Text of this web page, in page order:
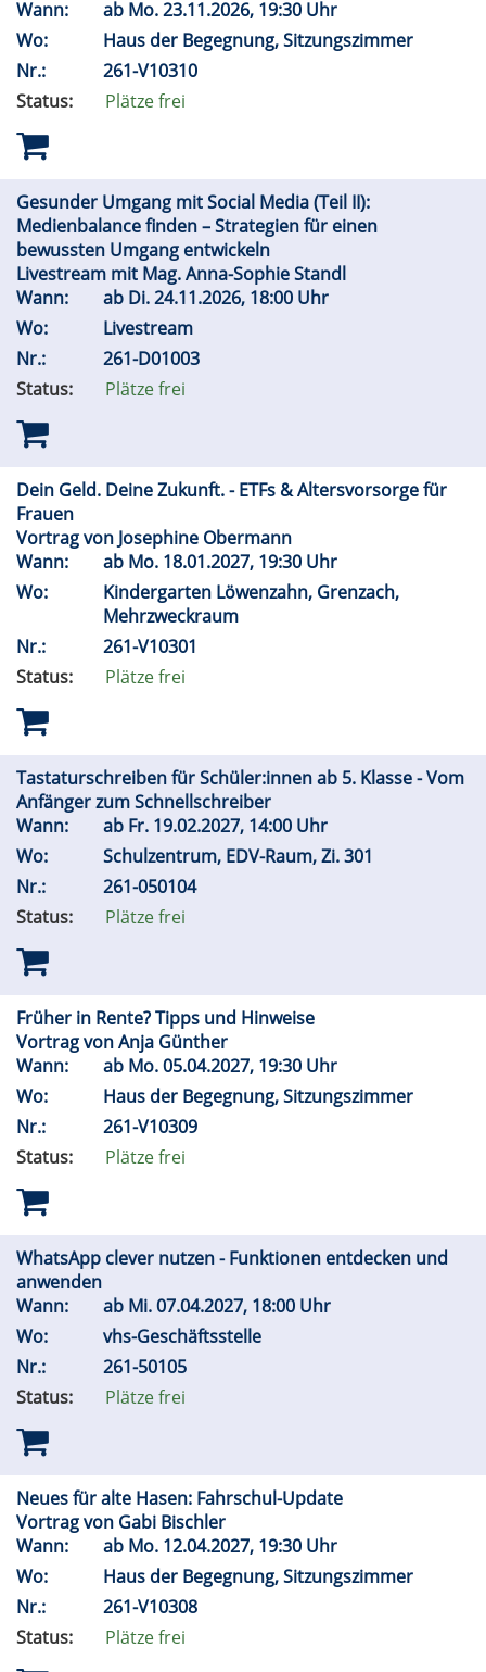
Wann: ab Mo.23.11.2026, 19:30 Uhr
Wo:
Haus der Begegnung, Sitzungszimmer
Nr.:
261-V10310
Status:
Plätze frei
Gesunder Umgang mit Social Media (Teil II):
Medienbalance finden – Strategien für einen
bewussten Umgang entwickeln
Livestream mit Mag. Anna-Sophie Standl
Wann:
ab Di.24.11.2026, 18:00 Uhr
Wo:
Livestream
Nr.:
261-D01003
Status:
Plätze frei
Dein Geld. Deine Zukunft. - ETFs & Altersvorsorge für
Frauen
Vortrag von Josephine Obermann
Wann:
ab Mo. 18.01.2027, 19:30 Uhr
Wo:
Kindergarten Löwenzahn, Grenzach,
Mehrzweckraum
Nr.:
261-V10301
Status:
Plätze frei
Tastaturschreiben für Schüler:innen ab 5. Klasse - Vom
Anfänger zum Schnellschreiber
Wann:
ab Fr. 19.02.2027, 14:00 Uhr
Wo:
Schulzentrum, EDV-Raum, Zi. 301
Nr.:
261-050104
Status:
Plätze frei
Früher in Rente? Tipps und Hinweise
Vortrag von Anja Günther
Wann:
ab Mo.05.04.2027, 19:30 Uhr
Wo:
Haus der Begegnung, Sitzungszimmer
Nr.:
261-V10309
Status:
Plätze frei
WhatsApp clever nutzen - Funktionen entdecken und
anwenden
Wann:
ab Mi.07.04.2027, 18:00 Uhr
Wo:
vhs-Geschäftsstelle
Nr.:
261-50105
Status:
Plätze frei
Neues für alte Hasen: Fahrschul-Update
Vortrag von Gabi Bischler
Wann:
ab Mo. 12.04.2027, 19:30 Uhr
Wo:
Haus der Begegnung, Sitzungszimmer
Nr.:
261-V10308
Status:
Plätze frei